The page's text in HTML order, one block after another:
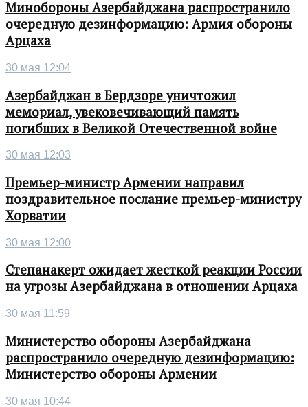
Минобороны Азербайджана распространило
очередную дезинформацию: Армия обороны
Арцаха
30 мая 12:04
Азербайджан в Бердзоре уничтожил
мемориал, увековечивающий память
погибших в Великой Отечественной войне
30 мая 12:03
Премьер-министр Армении направил
поздравительное послание премьер-министру
Хорватии
30 мая 12:00
Степанакерт ожидает жесткой реакции России
на угрозы Азербайджана в отношении Арцаха
30 мая 11:59
Министерство обороны Азербайджана
распространило очередную дезинформацию:
Министерство обороны Армении
30 мая 10:44